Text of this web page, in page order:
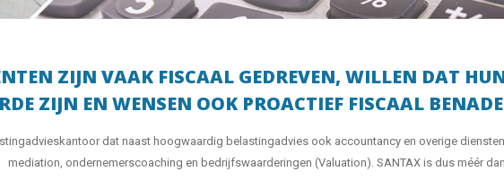
ZIJN VAAK FISCAAL GEDREVEN, WILLEN DAT
ZIJN EN WENSEN OOK PROACTIEF FISCAAL
dat naast hoogwaardig belastingadvies ook accountancy en overige
mediation, ondernemerscoaching en bedrijfswaarderingen (Valuation). SANTAX is dus méér